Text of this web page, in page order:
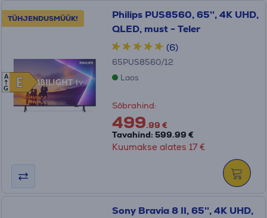
TÜHJENDUSMÜÜK!
E
E
A
G
Philips PUS8560, 65'', 4K UHD,
QLED, must - Teler
(6)
65PUS8560/12
Laos
Sõbrahind:
499.99 €
Tavahind: 599.99 €
Kuumakse alates 17 €
Sony Bravia 8 II, 65'', 4K UHD,